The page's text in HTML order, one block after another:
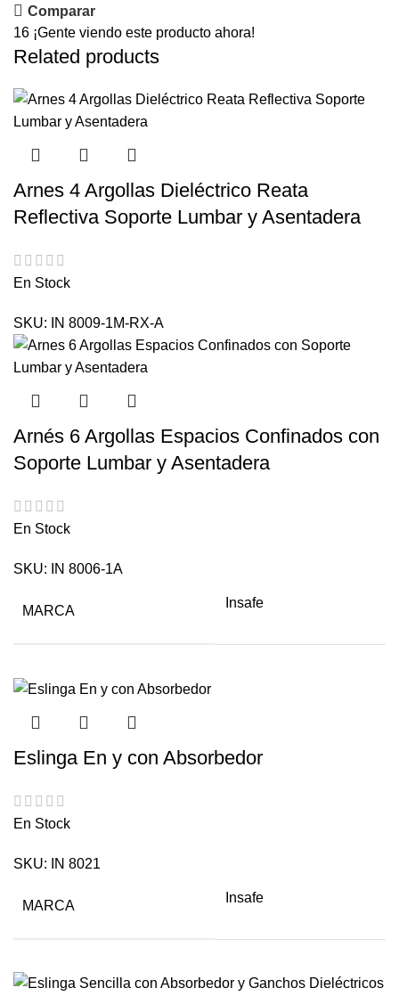
Comparar
16 ¡Gente viendo este producto ahora!
Related products
Arnes 4 Argollas Dieléctrico Reata
Reflectiva Soporte Lumbar y Asentadera
En Stock
SKU: IN 8009-1M-RX-A
Arnés 6 Argollas Espacios Confinados con
Soporte Lumbar y Asentadera
En Stock
SKU: IN 8006-1A
MARCA
Insafe
Eslinga En y con Absorbedor
En Stock
SKU: IN 8021
MARCA
Insafe